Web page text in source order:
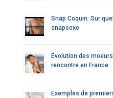
Snap Coquin: Sur
snapsexe
Évolution des
rencontre en France
Exemples de